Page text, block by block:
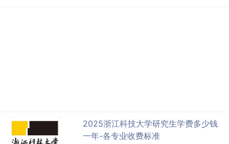
2025浙江科技大学研究生学费多少钱
一年-各专业收费标准